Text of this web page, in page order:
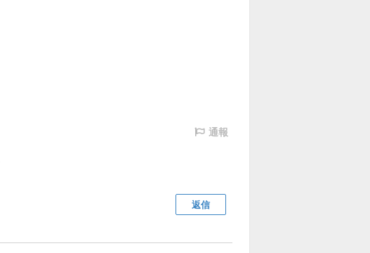
通報
返信